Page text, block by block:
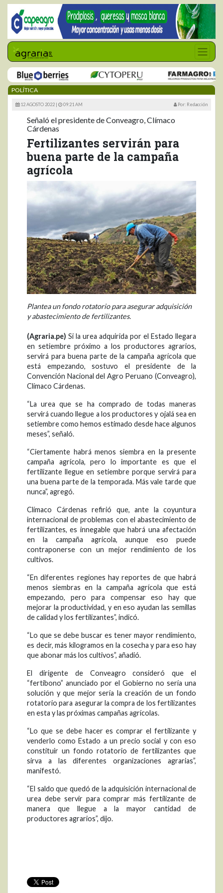
POLÍTICA
12 AGOSTO 2022 | 09:21 AM Por: Redacción
Señaló el presidente de Conveagro, Clímaco
Cárdenas
Fertilizantes servirán para
buena parte de la campaña
agrícola
Plantea un fondo rotatorio para asegurar adquisición
y abastecimiento de fertilizantes.
(Agraria.pe) Si la urea adquirida por el Estado llegara
en setiembre próximo a los productores agrarios,
servirá para buena parte de la campaña agrícola que
está empezando, sostuvo el presidente de la
Convención Nacional del Agro Peruano (Conveagro),
Clímaco Cárdenas.
“La urea que se ha comprado de todas maneras
servirá cuando llegue a los productores y ojalá sea en
setiembre como hemos estimado desde hace algunos
meses”, señaló.
“Ciertamente habrá menos siembra en la presente
campaña agrícola, pero lo importante es que el
fertilizante llegue en setiembre porque servirá para
una buena parte de la temporada. Más vale tarde que
nunca”, agregó.
Clímaco Cárdenas refirió que, ante la coyuntura
internacional de problemas con el abastecimiento de
fertilizantes, es innegable que habrá una afectación
en la campaña agrícola, aunque eso puede
contraponerse con un mejor rendimiento de los
cultivos.
“En diferentes regiones hay reportes de que habrá
menos siembras en la campaña agrícola que está
empezando, pero para compensar eso hay que
mejorar la productividad, y en eso ayudan las semillas
de calidad y los fertilizantes”, indicó.
“Lo que se debe buscar es tener mayor rendimiento,
es decir, más kilogramos en la cosecha y para eso hay
que abonar más los cultivos”, añadió.
El dirigente de Conveagro consideró que el
“fertibono” anunciado por el Gobierno no sería una
solución y que mejor sería la creación de un fondo
rotatorio para asegurar la compra de los fertilizantes
en esta y las próximas campañas agrícolas.
“Lo que se debe hacer es comprar el fertilizante y
venderlo como Estado a un precio social y con eso
constituir un fondo rotatorio de fertilizantes que
sirva a las diferentes organizaciones agrarias”,
manifestó.
“El saldo que quedó de la adquisición internacional de
urea debe servir para comprar más fertilizante de
manera que llegue a la mayor cantidad de
productores agrarios”, dijo.